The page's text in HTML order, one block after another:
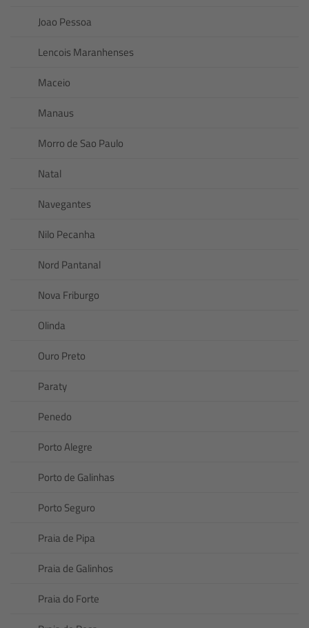
Joao Pessoa
Lencois Maranhenses
Maceio
Manaus
Morro de Sao Paulo
Natal
Navegantes
Nilo Pecanha
Nord Pantanal
Nova Friburgo
Olinda
Ouro Preto
Paraty
Penedo
Porto Alegre
Porto de Galinhas
Porto Seguro
Praia de Pipa
Praia de Galinhos
Praia do Forte